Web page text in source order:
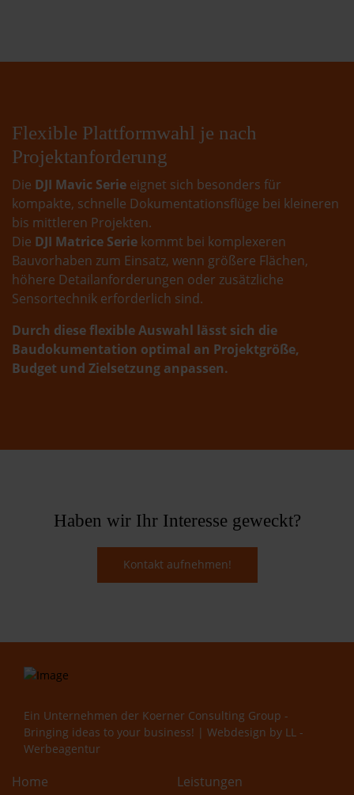
Flexible Plattformwahl je nach
Projektanforderung
Die DJI Mavic Serie eignet sich besonders für
kompakte, schnelle Dokumentationsflüge bei kleineren
bis mittleren Projekten.
Die DJI Matrice Serie kommt bei komplexeren
Bauvorhaben zum Einsatz, wenn größere Flächen,
höhere Detailanforderungen oder zusätzliche
Sensortechnik erforderlich sind.
Durch diese flexible Auswahl lässt sich die
Baudokumentation optimal an Projektgröße,
Budget und Zielsetzung anpassen.
Haben wir Ihr Interesse geweckt?
Kontakt aufnehmen!
Ein Unternehmen der Koerner Consulting Group -
Bringing ideas to your business! | Webdesign by LL -
Werbeagentur
Home Leistungen